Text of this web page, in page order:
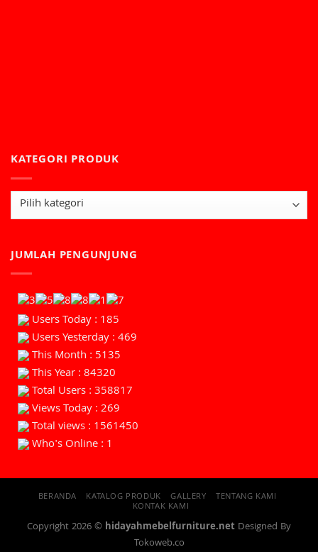
KATEGORI PRODUK
JUMLAH PENGUNJUNG
Users Today : 185
Users Yesterday : 469
This Month : 5135
This Year : 84320
Total Users : 358817
Views Today : 269
Total views : 1561450
Who's Online : 1
BERANDA KATALOG PRODUK GALLERY TENTANG KAMI
KONTAK KAMI
Copyright 2026 © hidayahmebelfurniture.net Designed By
Tokoweb.co